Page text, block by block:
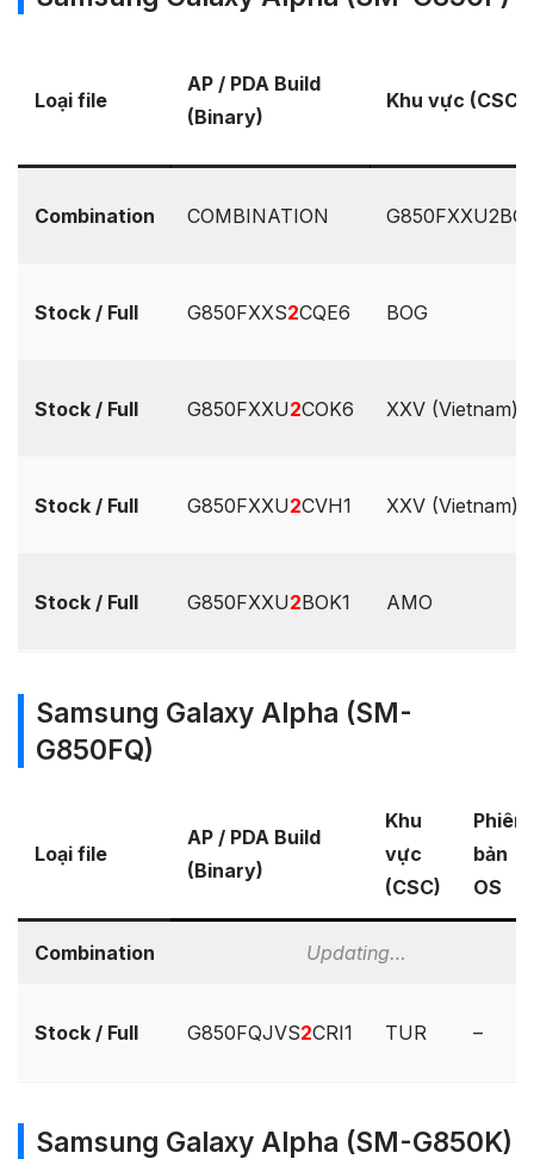
Loại file
AP / PDA Build
(Binary)
Khu vực (CSC)
Combination COMBINATION
Stock / Full G850FXXS2CQE6 BOG
Stock / Full G850FXXU2COK6 XXV (Vietnam)
Stock / Full G850FXXU2CVH1 XXV (Vietnam)
Stock / Full G850FXXU2BOK1 AMO
Samsung Galaxy Alpha (SM-
G850FQ)
Loại file
AP / PDA Build
(Binary)
Khu
vực
(CSC)
Phiên
bản
OS
Combination Updating…
Stock / Full G850FQJVS2CRI1 TUR –
Samsung Galaxy Alpha (SM-G850K)